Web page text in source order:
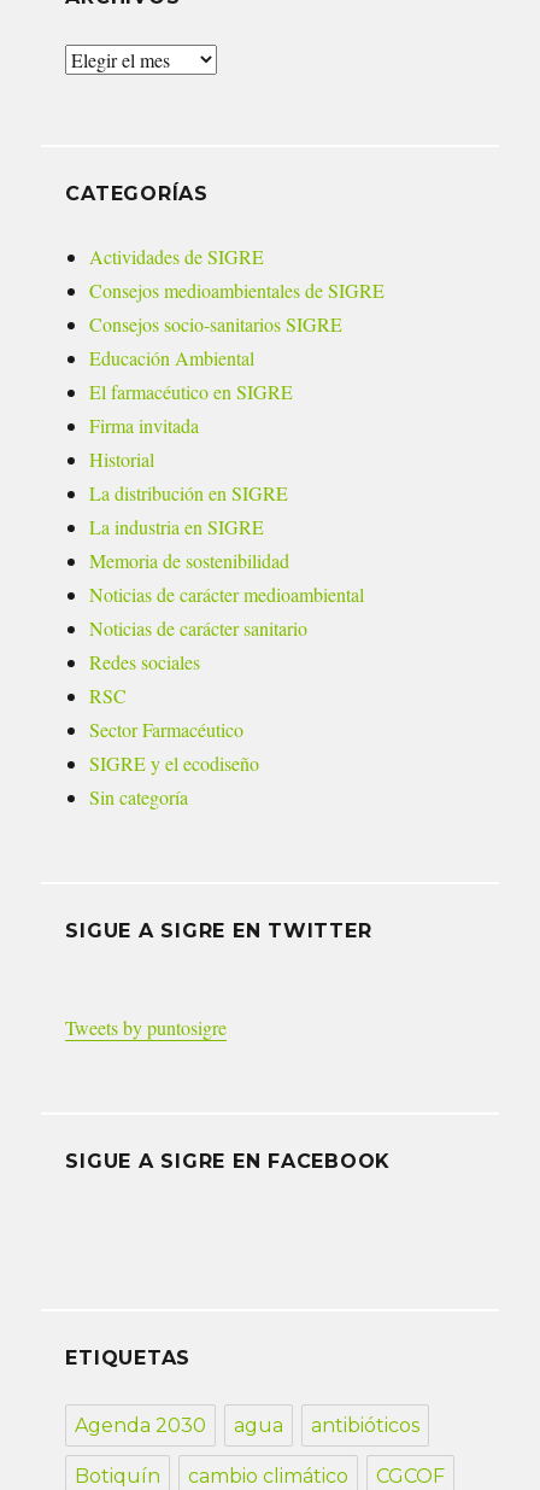
Archivos
CATEGORÍAS
Actividades de SIGRE
Consejos medioambientales de SIGRE
Consejos socio-sanitarios SIGRE
Educación Ambiental
El farmacéutico en SIGRE
Firma invitada
Historial
La distribución en SIGRE
La industria en SIGRE
Memoria de sostenibilidad
Noticias de carácter medioambiental
Noticias de carácter sanitario
Redes sociales
RSC
Sector Farmacéutico
SIGRE y el ecodiseño
Sin categoría
SIGUE A SIGRE EN TWITTER
Tweets by puntosigre
SIGUE A SIGRE EN FACEBOOK
ETIQUETAS
Agenda 2030 agua antibióticos
Botiquín cambio climático CGCOF